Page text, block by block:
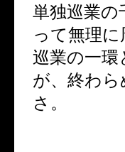
単独巡業の
って無理
巡業の一環
が、終わ
さ。